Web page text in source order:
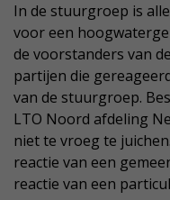
In de stuurgroep is
voor een
de voorstanders van
partijen die
van de stuurgroep.
LTO Noord afdeling
niet te vroeg te
reactie van een
reactie van een